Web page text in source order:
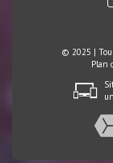
© 2025 |
Plan